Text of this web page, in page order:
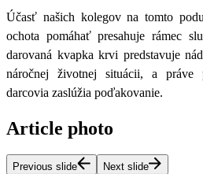
Účasť našich kolegov na tomto
ochota pomáhať presahuje rámec
darovaná kvapka krvi predstavuje
náročnej životnej situácii, a
darcovia zaslúžia poďakovanie.
Article photo
Previous slide Next slide